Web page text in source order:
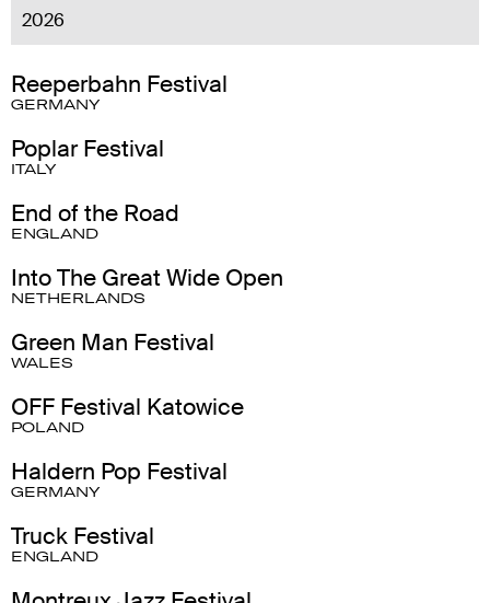
2026
Reeperbahn Festival
GERMANY
Poplar Festival
ITALY
End of the Road
ENGLAND
Into The Great Wide Open
NETHERLANDS
Green Man Festival
WALES
OFF Festival Katowice
POLAND
Haldern Pop Festival
GERMANY
Truck Festival
ENGLAND